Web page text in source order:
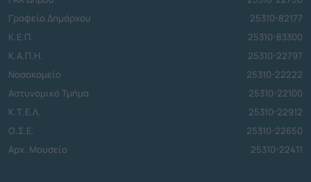
Γραφείο Δημάρχου
25310-82177
Κ.Ε.Π.
25310-83300
Κ.Α.Π.Η.
25310-22797
Νοσοκομείο
25310-22222
Αστυνομικό Τμήμα
25310-22100
Κ.Τ.Ε.Λ.
25310-22912
Ο.Σ.Ε.
25310-22650
Αρχ. Μουσείο
25310-22411